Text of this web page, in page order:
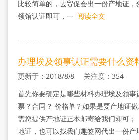
比较简单的，去贸促会出一份产地证，
领馆认证即可，一 阅读全文
办理埃及领事认证需要什么资
更新于：2018/8/8 关注度：354
首先你要确定是哪些材料办理埃及领事
票？合同？ 价格单？如果是要产地证
需您提供产地证正本邮寄给我们即可
地证，也可以找我们趣签网代出一份